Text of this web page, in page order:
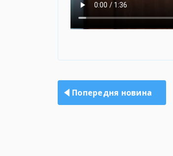
записів
Попередня новина